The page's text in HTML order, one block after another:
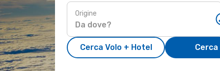
Origine
Cerca Volo + Hotel Cerca